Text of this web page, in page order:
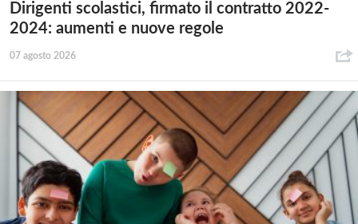
Dirigenti scolastici, firmato il contratto 2022-
2024: aumenti e nuove regole
07 agosto 2026